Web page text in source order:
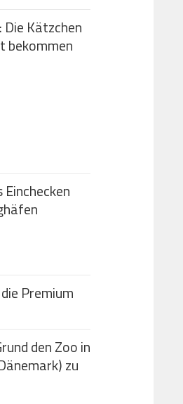
Kätzchen
bekommen
Premium
den Zoo in
zu